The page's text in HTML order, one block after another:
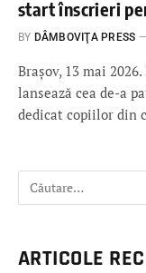
start înscrieri
BY DÂMBOVIŢA PRESS
Brașov, 13 mai
lansează cea de-a
dedicat copiilor din
ARTICOLE